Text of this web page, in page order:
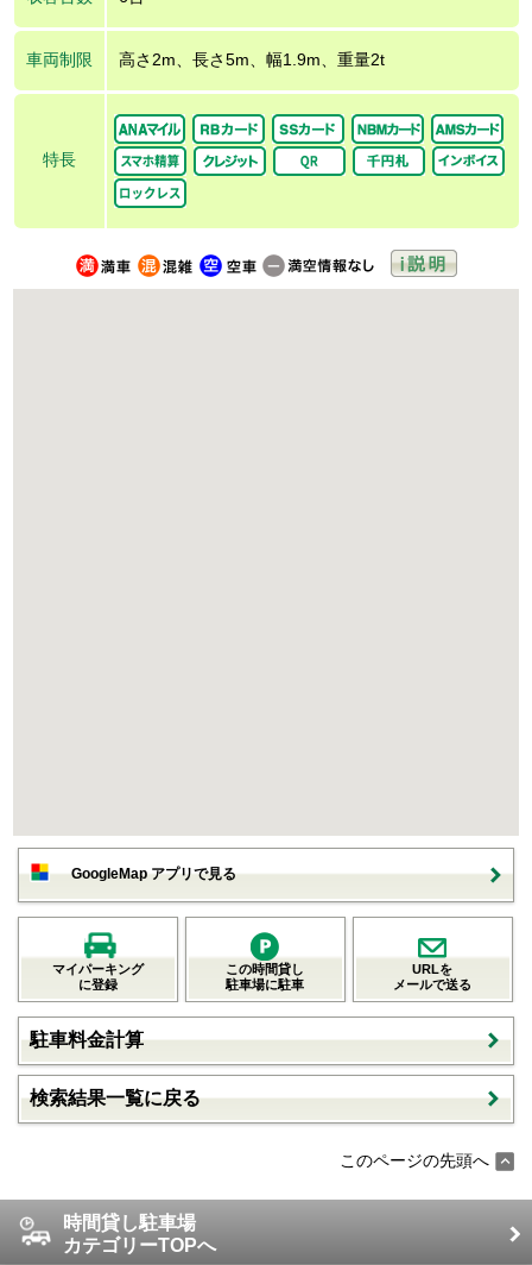
車両制限 高さ2m、長さ5m、幅1.9m、重量2t
特長
GoogleMap アプリで見る
マイパーキング
に登録
この時間貸し
駐車場に駐車
URLを
メールで送る
駐車料金計算
検索結果一覧に戻る
このページの先頭へ
時間貸し駐車場
カテゴリーTOPへ